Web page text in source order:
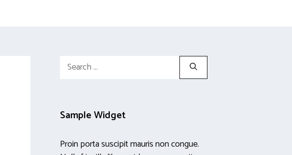
Search
Sample Widget
Proin porta suscipit mauris non congue.